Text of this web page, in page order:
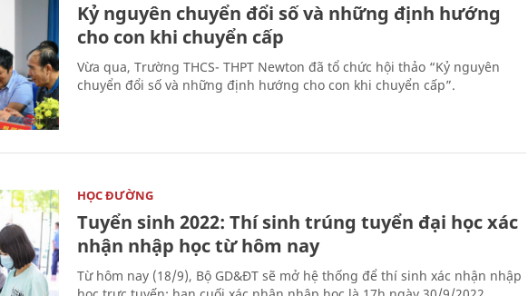
Kỷ nguyên chuyển đổi số và những định hướng
cho con khi chuyển cấp
Vừa qua, Trường THCS- THPT Newton đã tổ chức hội thảo “Kỷ nguyên
chuyển đổi số và những định hướng cho con khi chuyển cấp”.
HỌC ĐƯỜNG
Tuyển sinh 2022: Thí sinh trúng tuyển đại học xác
nhận nhập học từ hôm nay
Từ hôm nay (18/9), Bộ GD&ĐT sẽ mở hệ thống để thí sinh xác nhận nhập